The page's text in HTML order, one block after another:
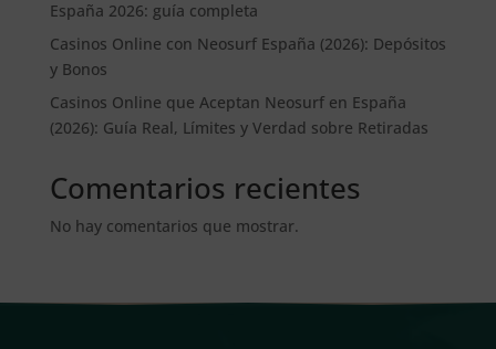
España 2026: guía completa
Casinos Online con Neosurf España (2026): Depósitos
y Bonos
Casinos Online que Aceptan Neosurf en España
(2026): Guía Real, Límites y Verdad sobre Retiradas
Comentarios recientes
No hay comentarios que mostrar.